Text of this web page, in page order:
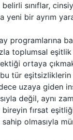
belirli sınıflar,
yeni bir ayrım
programlarına
toplumsal
ortaya
bu tür
uzaya giden
değil, aynı
fırsat
sahip olmasıyla